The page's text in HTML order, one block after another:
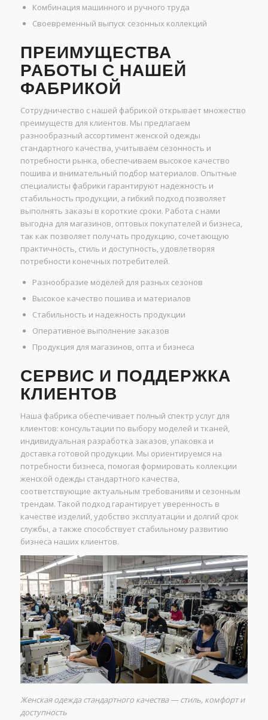
Комбинация машинного и ручного труда
Своевременный выпуск сезонных коллекций
ПРЕИМУЩЕСТВА
РАБОТЫ С НАШЕЙ
ФАБРИКОЙ
Сотрудничество с нашей фабрикой открывает множество
преимуществ для клиентов. Мы предлагаем
разнообразный ассортимент женской одежды
стандартного качества, учитываем сезонность и
потребности рынка, обеспечиваем высокое качество
пошива и внимательный подбор материалов. Опытные
специалисты фабрики гарантируют надежность и
стабильность продукции, а гибкий подход позволяет
выполнять заказы в короткие сроки. Работа с нами
выгодна для магазинов, оптовых покупателей и бизнеса,
так как позволяет получать продукцию, сочетающую
практичность, стиль и доступность, удовлетворяя
потребности конечных потребителей.
Разнообразие моделей для разных сезонов
Высокое качество пошива и материалов
Стабильность и надежность продукции
Оперативное выполнение заказов
Продукция для магазинов, опта и бизнеса
СЕРВИС И ПОДДЕРЖКА
КЛИЕНТОВ
Наша фабрика обеспечивает полный спектр услуг для
клиентов: консультации по выбору моделей и тканей,
индивидуальная разработка заказов, упаковка и
доставка готовой продукции. Мы ориентируемся на
потребности бизнеса, помогая формировать коллекции
женской одежды стандартного качества,
соответствующие актуальным требованиям и сезонным
трендам. Такой подход гарантирует уверенность в
качестве изделий, удобство эксплуатации и долгий срок
службы, а также способствует стабильному развитию
бизнеса наших клиентов.
Женская одежда стандартного качества — стиль, комфорт и
доступность